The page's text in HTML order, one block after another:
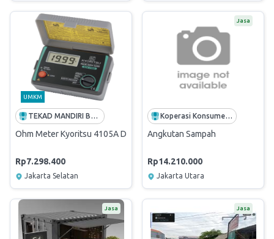
UMKM
TEKAD MANDIRI BERJAYA
Ohm Meter Kyoritsu 4105A Digital Earth Tester
Rp7.298.400
Jakarta Selatan
Jasa
Koperasi Konsumen Usaha Adil Sejahtera
Angkutan Sampah
Rp14.210.000
Jakarta Utara
Jasa Jasa